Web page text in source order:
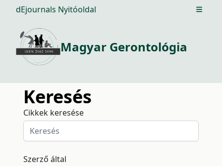
dEjournals Nyitóoldal Open
Magyar Gerontológia
Keresés
Cikkek keresése
Szerző által